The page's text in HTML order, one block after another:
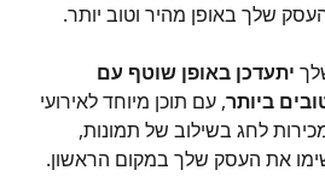
שלך באופן מהיר וטוב יותר.
יתעדכן באופן שוטף עם
ביותר, עם תוכן מיוחד לאירועי
לחג בשילוב של תמונות,
את העסק שלך במקום הראשון.